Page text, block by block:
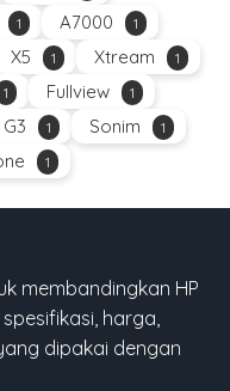
1 A7000 1
X5 1 Xtream 1
1 Fullview 1
G3 1 Sonim 1
1
membandingkan HP
harga,
dipakai dengan